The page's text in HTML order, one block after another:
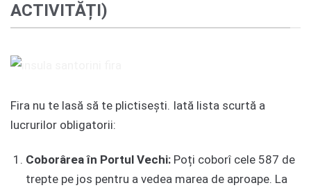
ACTIVITĂȚI)
Fira nu te lasă să te plictisești. Iată lista scurtă a
lucrurilor obligatorii:
Coborârea în Portul Vechi: Poți coborî cele 587 de
trepte pe jos pentru a vedea marea de aproape. La